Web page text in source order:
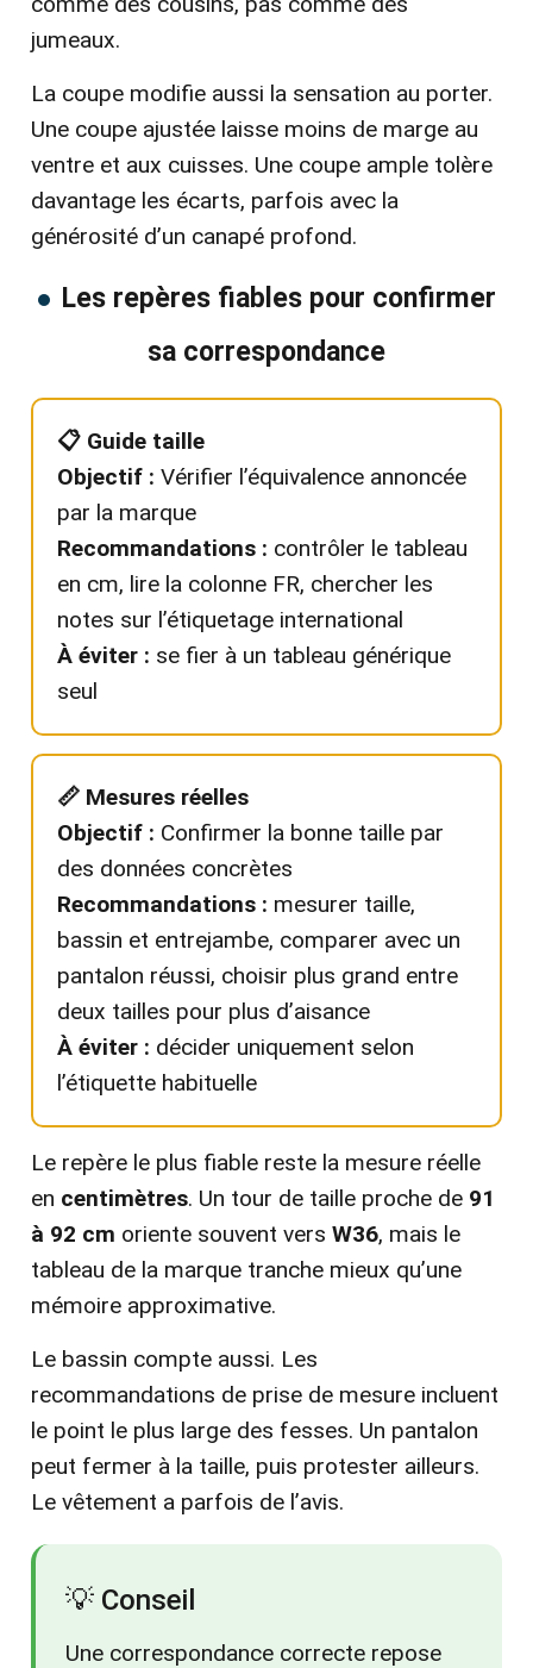
jumeaux.
La coupe modifie aussi la sensation au porter.
Une coupe ajustée laisse moins de marge au
ventre et aux cuisses. Une coupe ample tolère
davantage les écarts, parfois avec la
générosité d’un canapé profond.
Les repères fiables pour confirmer
sa correspondance
📋 Guide taille
Objectif : Vérifier l’équivalence annoncée
par la marque
Recommandations : contrôler le tableau
en cm, lire la colonne FR, chercher les
notes sur l’étiquetage international
À éviter : se fier à un tableau générique
seul
📏 Mesures réelles
Objectif : Confirmer la bonne taille par
des données concrètes
Recommandations : mesurer taille,
bassin et entrejambe, comparer avec un
pantalon réussi, choisir plus grand entre
deux tailles pour plus d’aisance
À éviter : décider uniquement selon
l’étiquette habituelle
Le repère le plus fiable reste la mesure réelle
en centimètres. Un tour de taille proche de 91
à 92 cm oriente souvent vers W36, mais le
tableau de la marque tranche mieux qu’une
mémoire approximative.
Le bassin compte aussi. Les
recommandations de prise de mesure incluent
le point le plus large des fesses. Un pantalon
peut fermer à la taille, puis protester ailleurs.
Le vêtement a parfois de l’avis.
💡 Conseil
Une correspondance correcte repose